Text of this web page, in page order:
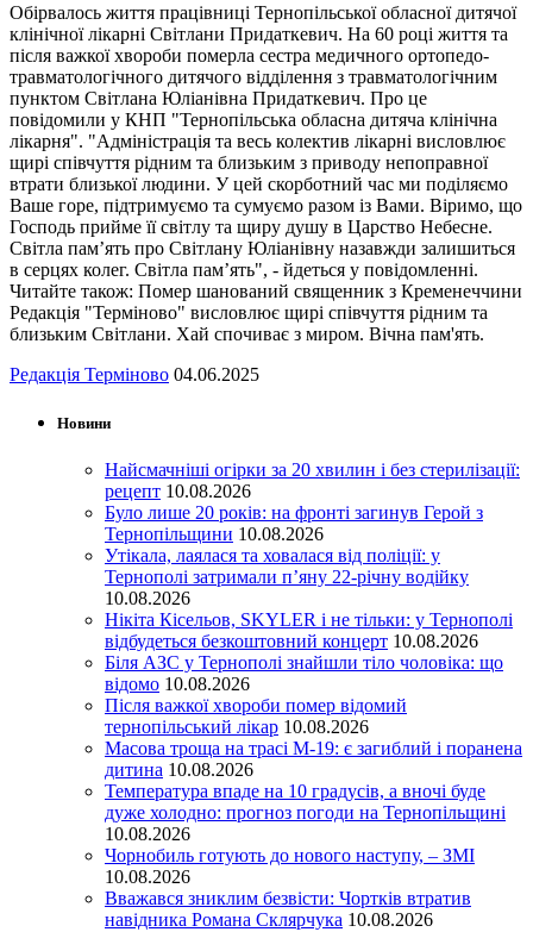
Обірвалось життя працівниці Тернопільської обласної дитячої
клінічної лікарні Світлани Придаткевич. На 60 році життя та
після важкої хвороби померла сестра медичного ортопедо-
травматологічного дитячого відділення з травматологічним
пунктом Світлана Юліанівна Придаткевич. Про це
повідомили у КНП "Тернопільська обласна дитяча клінічна
лікарня". "Адміністрація та весь колектив лікарні висловлює
щирі співчуття рідним та близьким з приводу непоправної
втрати близької людини. У цей скорботний час ми поділяємо
Ваше горе, підтримуємо та сумуємо разом із Вами. Віримо, що
Господь прийме її світлу та щиру душу в Царство Небесне.
Світла пам’ять про Світлану Юліанівну назавжди залишиться
в серцях колег. Світла пам’ять", - йдеться у повідомленні.
Читайте також: Помер шанований священник з Кременеччини
Редакція "Терміново" висловлює щирі співчуття рідним та
близьким Світлани. Хай спочиває з миром. Вічна пам'ять.
Редакція Терміново 04.06.2025
Новини
Найсмачніші огірки за 20 хвилин і без стерилізації:
рецепт 10.08.2026
Було лише 20 років: на фронті загинув Герой з
Тернопільщини 10.08.2026
Утікала, лаялася та ховалася від поліції: у
Тернополі затримали п’яну 22-річну водійку
10.08.2026
Нікіта Кісельов, SKYLER і не тільки: у Тернополі
відбудеться безкоштовний концерт 10.08.2026
Біля АЗС у Тернополі знайшли тіло чоловіка: що
відомо 10.08.2026
Після важкої хвороби помер відомий
тернопільський лікар 10.08.2026
Масова троща на трасі М-19: є загиблий і поранена
дитина 10.08.2026
Температура впаде на 10 градусів, а вночі буде
дуже холодно: прогноз погоди на Тернопільщині
10.08.2026
Чорнобиль готують до нового наступу, – ЗМІ
10.08.2026
Вважався зниклим безвісти: Чортків втратив
навідника Романа Склярчука 10.08.2026